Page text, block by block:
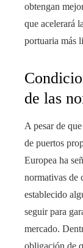
obtengan
que acelerará
portuaria más
de las
A pesar de
de puertos
Europea ha
normativas de
establecido
seguir para
mercado.
obligación de